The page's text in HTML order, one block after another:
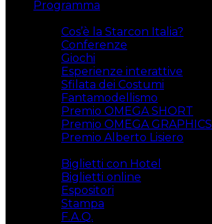
Programma
Cos’è la Starcon Italia?
Conferenze
Giochi
Esperienze interattive
Sfilata dei Costumi
Fantamodellismo
Premio OMEGA SHORT
Premio OMEGA GRAPHICS
Premio Alberto Lisiero
Biglietti con Hotel
Biglietti online
Espositori
Stampa
F.A.Q.